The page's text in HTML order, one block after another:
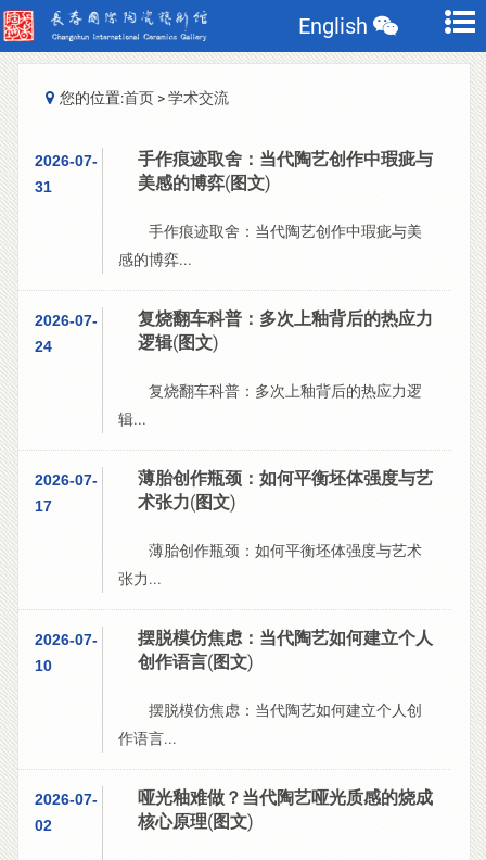
English
您的位置:首页 >学术交流
2026-07-
31
手作痕迹取舍：当代陶艺创作中瑕疵与
美感的博弈(图文)
手作痕迹取舍：当代陶艺创作中瑕疵与美
感的博弈...
2026-07-
24
复烧翻车科普：多次上釉背后的热应力
逻辑(图文)
复烧翻车科普：多次上釉背后的热应力逻
辑...
2026-07-
17
薄胎创作瓶颈：如何平衡坯体强度与艺
术张力(图文)
薄胎创作瓶颈：如何平衡坯体强度与艺术
张力...
2026-07-
10
摆脱模仿焦虑：当代陶艺如何建立个人
创作语言(图文)
摆脱模仿焦虑：当代陶艺如何建立个人创
作语言...
2026-07-
02
哑光釉难做？当代陶艺哑光质感的烧成
核心原理(图文)